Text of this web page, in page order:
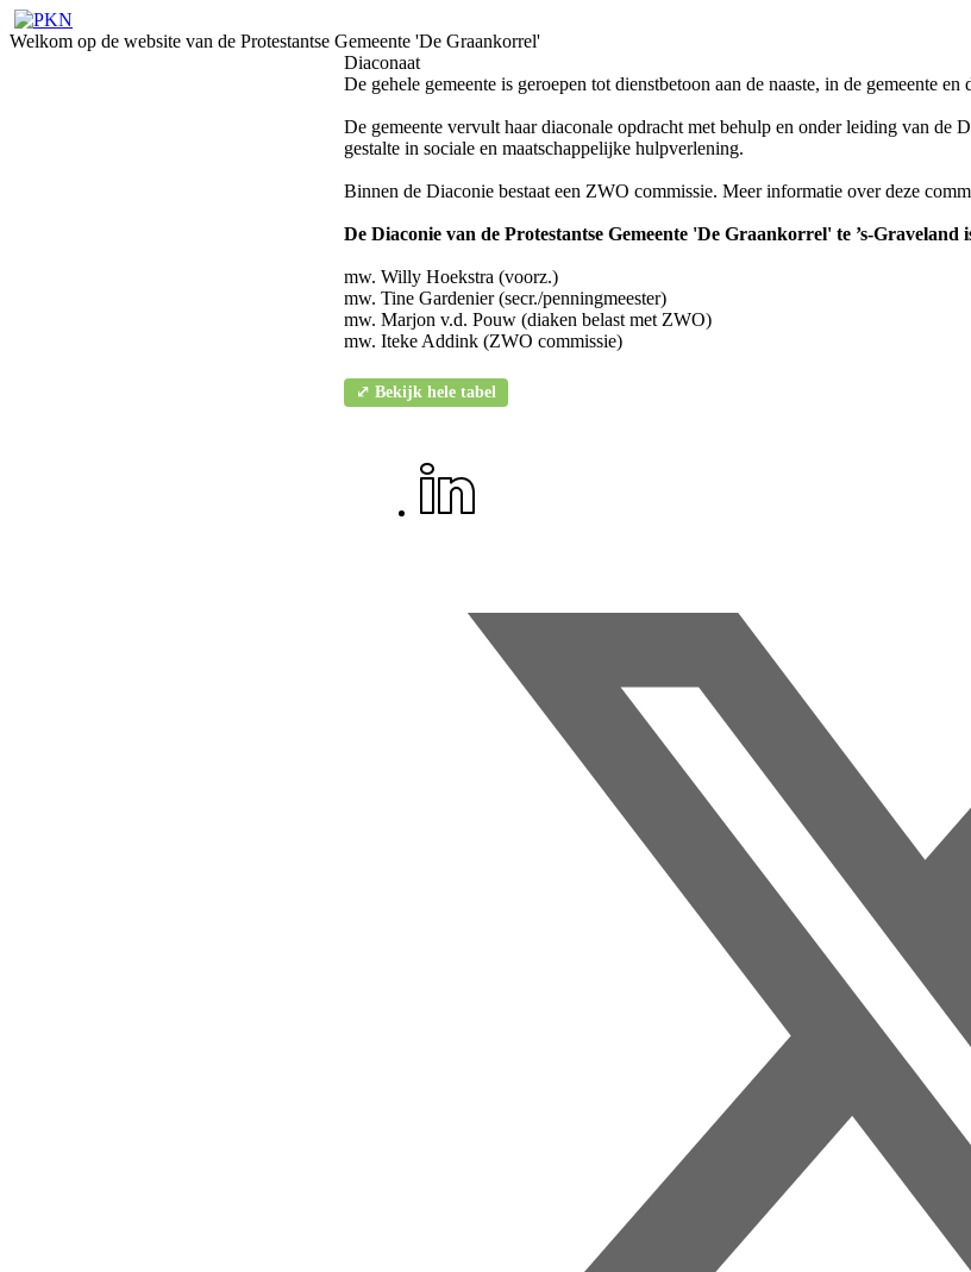
Welkom op de website van de Protestantse Gemeente 'De Graankorrel'
Diaconaat
De gehele gemeente is geroepen tot dienstbetoon aan de naaste, in de gemeente
De gemeente vervult haar diaconale opdracht met behulp en onder leiding van de
gestalte in sociale en maatschappelijke hulpverlening.
Binnen de Diaconie bestaat een ZWO commissie. Meer informatie over deze
De Diaconie van de Protestantse Gemeente 'De Graankorrel' te ’s-Graveland
mw. Willy Hoekstra (voorz.)
mw. Tine Gardenier (secr./penningmeester)
mw. Marjon v.d. Pouw (diaken belast met ZWO)
mw. Iteke Addink (ZWO commissie)
⤢ Bekijk hele tabel